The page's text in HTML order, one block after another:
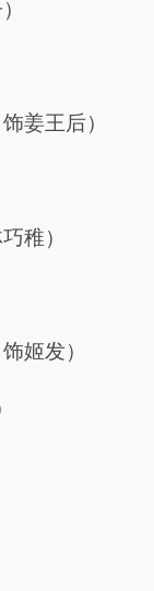
姜王后）
稚）
姬发）